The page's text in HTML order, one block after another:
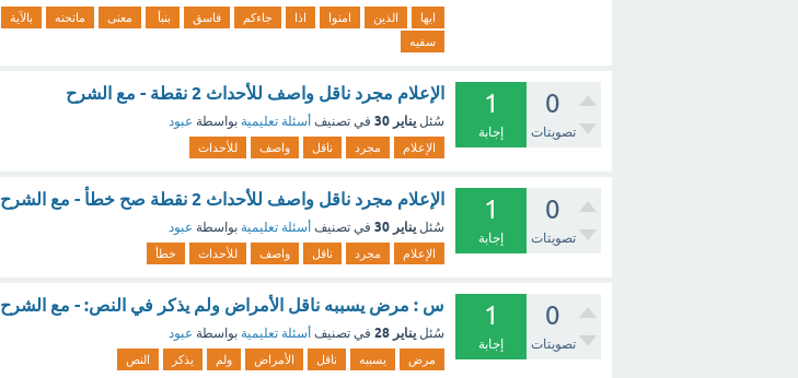
ايها الذين امنوا اذا جاءكم فاسق بنبأ معنى ماتحته بالآية
سفيه
0
تصويتات
1
إجابة
الإعلام مجرد ناقل واصف للأحداث 2 نقطة - مع الشرح
سُئل يناير 30 في تصنيف أسئلة تعليمية بواسطة عبود
الإعلام مجرد ناقل واصف للأحداث
0
تصويتات
1
إجابة
الإعلام مجرد ناقل واصف للأحداث 2 نقطة صح خطأ - مع الشرح
سُئل يناير 30 في تصنيف أسئلة تعليمية بواسطة عبود
الإعلام مجرد ناقل واصف للأحداث خطأ
0
تصويتات
1
إجابة
س : مرض يسببه ناقل الأمراض ولم يذكر في النص: - مع الشرح
سُئل يناير 28 في تصنيف أسئلة تعليمية بواسطة عبود
مرض يسببه ناقل الأمراض ولم يذكر النص